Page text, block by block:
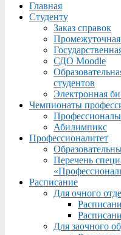
Menu
Главная
Студенту
Заказ справок
Промежуточная
СДО Moodle
студентов
Электронная
Чемпионаты
Профессионалы
Абилимпикс
Профессионалитет
Перечень
Расписание
Для очного
Для заочного